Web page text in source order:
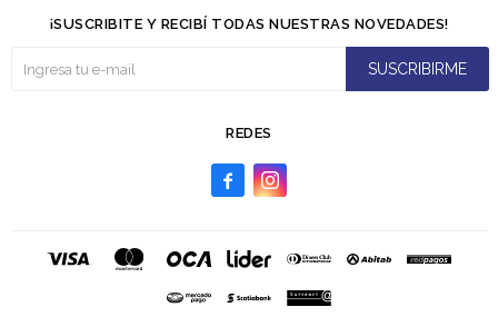
REDES
 
¡SUSCRIBITE Y RECIBÍ TODAS NUESTRAS NOVEDADES!
SUSCRIBIRME